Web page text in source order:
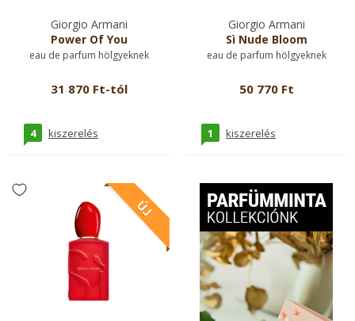
Giorgio Armani
Power Of You
eau de parfum hölgyeknek
31 870 Ft-tól
4 kiszerelés
Giorgio Armani
Sì Nude Bloom
eau de parfum hölgyeknek
50 770 Ft
1 kiszerelés